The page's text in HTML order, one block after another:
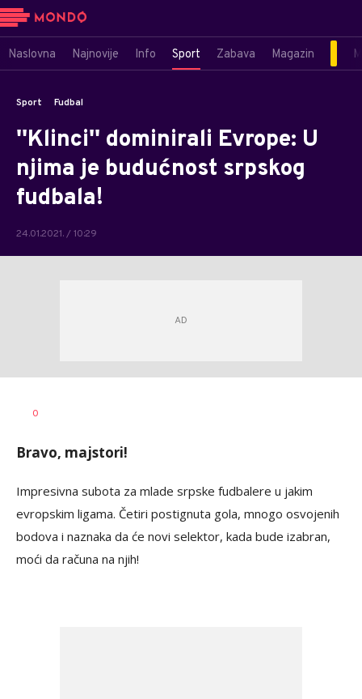
Naslovna Najnovije Info Sport Zabava Magazin
Sport Fudbal
''Klinci'' dominirali Evrope: U
njima je budućnost srpskog
fudbala!
24.01.2021. / 10:29
AUTOR
0
Bravo, majstori!
Impresivna subota za mlade srpske fudbalere u jakim
evropskim ligama. Četiri postignuta gola, mnogo osvojenih
bodova i naznaka da će novi selektor, kada bude izabran,
moći da računa na njih!